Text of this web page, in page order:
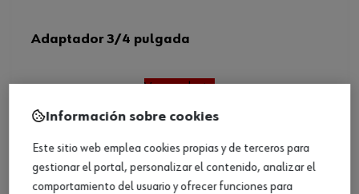
Adaptador 3/4 pulgada
Ver producto
Información sobre cookies
Este sitio web emplea cookies propias y de terceros para
gestionar el portal, personalizar el contenido, analizar el
comportamiento del usuario y ofrecer funciones para